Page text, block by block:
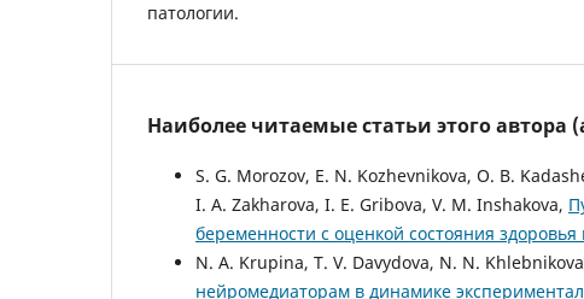
патологии.
Наиболее читаемые статьи этого автора
S. G. Morozov, E. N. Kozhevnikova, O. B.
I. A. Zakharova, I. E. Gribova, V. M. Inshakova,
беременности с оценкой состояния здоровья
N. A. Krupina, T. V. Davydova, N. N.
нейромедиаторам в динамике